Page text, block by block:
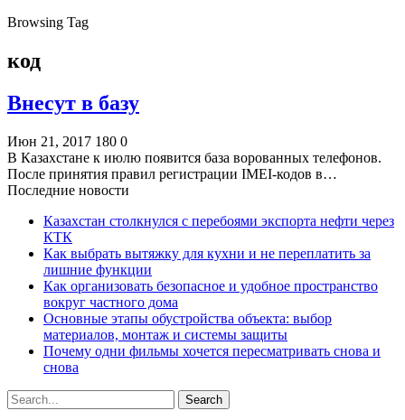
Browsing Tag
код
Внесут в базу
Июн 21, 2017 180 0
В Казахстане к июлю появится база ворованных телефонов.
После принятия правил регистрации IMEI-кодов в…
Последние новости
Казахстан столкнулся с перебоями экспорта нефти через
КТК
Как выбрать вытяжку для кухни и не переплатить за
лишние функции
Как организовать безопасное и удобное пространство
вокруг частного дома
Основные этапы обустройства объекта: выбор
материалов, монтаж и системы защиты
Почему одни фильмы хочется пересматривать снова и
снова